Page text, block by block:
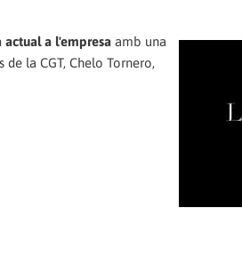
a l'empresa amb una
la CGT, Chelo Tornero,